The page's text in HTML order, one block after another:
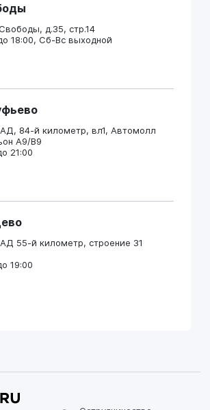
д.35, стр.14
18:00, Сб-Вс выходной
84-й километр, вл1, Автомолл
А9/В9
21:00
55-й километр, строение 31
19:00